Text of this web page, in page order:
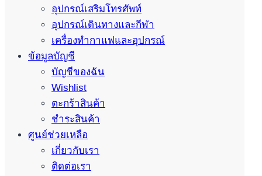
อุปกรณ์เสริมโทรศัพท์
อุปกรณ์เดินทางและกีฬา
เครื่องทำกาแฟและอุปกรณ์
ข้อมูลบัญชี
บัญชีของฉัน
Wishlist
ตะกร้าสินค้า
ชำระสินค้า
ศูนย์ช่วยเหลือ
เกี่ยวกับเรา
ติดต่อเรา